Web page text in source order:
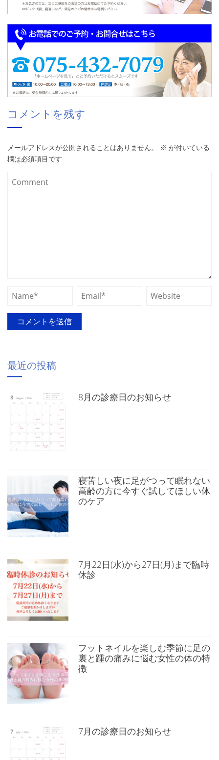
コメントを残す
メールアドレスが公開されることはありません。 ※ が付いている
欄は必須項目です
最近の投稿
8月の診療日のお知らせ
寝苦しい夜に足がつって眠れない
高齢の方に今すぐ試してほしい体
のケア
7月22日(水)から27日(月)まで臨時
休診
フットネイルを楽しむ季節に足の
裏と踵の痛みに悩む女性の体の特
徴
7月の診療日のお知らせ